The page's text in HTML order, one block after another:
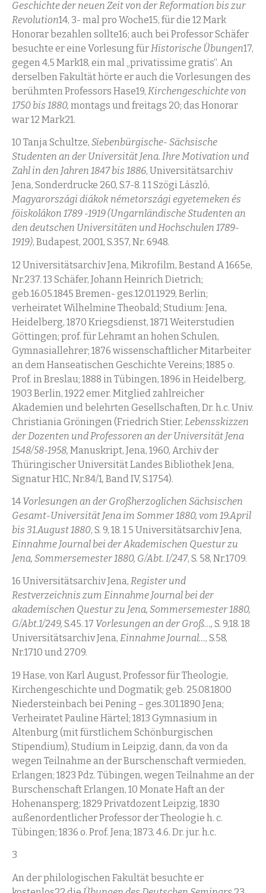
Geschichte der neuen Zeit von der Reformation bis zur
Revolution14, 3- mal pro Woche15, für die 12 Mark
Honorar bezahlen sollte16; auch bei Professor Schäfer
besuchte er eine Vorlesung für Historische Übungen17,
gegen 4,5 Mark18, ein mal „privatissime gratis“. An
derselben Fakultät hörte er auch die Vorlesungen des
berühmten Professors Hase19, Kirchengeschichte von
1750 bis 1880, montags und freitags 20; das Honorar
war 12 Mark21.
10 Tanja Schultze, Siebenbürgische- Sächsische
Studenten an der Universität Jena. Ihre Motivation und
Zahl in den Jahren 1847 bis 1886, Universitätsarchiv
Jena, Sonderdrucke 260, S.7-8. 1 1 Szögi László,
Magyarországi diákok németországi egyetemeken és
föiskolákon 1789 -1919 (Ungarnländische Studenten an
den deutschen Universitäten und Hochschulen 1789-
1919), Budapest, 2001, S.357, Nr. 6948.
12 Universitätsarchiv Jena, Mikrofilm, Bestand A 1665e,
Nr.237. 13 Schäfer, Johann Heinrich Dietrich;
geb.16.05.1845 Bremen- ges.12.01.1929, Berlin;
verheiratet Wilhelmine Theobald; Studium: Jena,
Heidelberg, 1870 Kriegsdienst, 1871 Weiterstudien
Göttingen; prof. für Lehramt an hohen Schulen,
Gymnasiallehrer; 1876 wissenschaftlicher Mitarbeiter
an dem Hanseatischen Geschichte Vereins; 1885 o.
Prof. in Breslau; 1888 in Tübingen, 1896 in Heidelberg,
1903 Berlin, 1922 emer. Mitglied zahlreicher
Akademien und belehrten Gesellschaften, Dr. h.c. Univ.
Christiania Gröningen (Friedrich Stier, Lebensskizzen
der Dozenten und Professoren an der Universität Jena
1548/58-1958, Manuskript, Jena, 1960, Archiv der
Thüringischer Universität Landes Bibliothek Jena,
Signatur H1C, Nr.84/1, Band IV, S.1754).
14 Vorlesungen an der Großherzoglichen Sächsischen
Gesamt-Universität Jena im Sommer 1880, vom 19.April
bis 31.August 1880, S. 9, 18. 1 5 Universitätsarchiv Jena,
Einnahme Journal bei der Akademischen Questur zu
Jena, Sommersemester 1880, G/Abt. I/247, S. 58, Nr.1709.
16 Universitätsarchiv Jena, Register und
Restverzeichnis zum Einnahme Journal bei der
akademischen Questur zu Jena, Sommersemester 1880,
G/Abt.1/249, S.45. 17 Vorlesungen an der Groß…, S. 9,18. 18
Universitätsarchiv Jena, Einnahme Journal…, S.58,
Nr.1710 und 2709.
19 Hase, von Karl August, Professor für Theologie,
Kirchengeschichte und Dogmatik; geb. 25.08.1800
Niedersteinbach bei Pening – ges.3.01.1890 Jena;
Verheiratet Pauline Härtel; 1813 Gymnasium in
Altenburg (mit fürstlichem Schönburgischen
Stipendium), Studium in Leipzig, dann, da von da
wegen Teilnahme an der Burschenschaft vermieden,
Erlangen; 1823 Pdz. Tübingen, wegen Teilnahme an der
Burschenschaft Erlangen, 10 Monate Haft an der
Hohenansperg; 1829 Privatdozent Leipzig, 1830
außenordentlicher Professor der Theologie h. c.
Tübingen; 1836 o. Prof. Jena; 1873, 4.6. Dr. jur. h.c.
3
An der philologischen Fakultät besuchte er